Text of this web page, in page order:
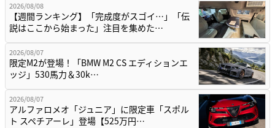
2026/08/08
【週間ランキング】「完成度がスゴイ…」「伝
説はここから始まった」注目を集めた…
2026/08/07
限定M2が登場！「BMW M2 CS エディションエ
ッジ」530馬力＆30k…
2026/08/07
アルファロメオ「ジュニア」に限定車「スポル
ト スペチアーレ」登場【525万円…